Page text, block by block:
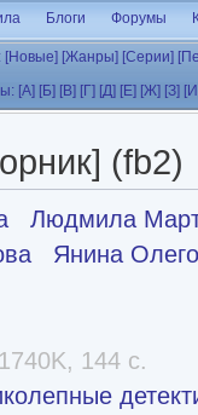
Блоги Форумы
[Новые] [Жанры] [Серии]
[А] [Б] [В] [Г] [Д] [Е] [Ж] [З]
(fb2)
Людмила
Янина
1740K, 144 с.